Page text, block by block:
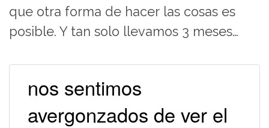
que otra forma de hacer las cosas es
posible. Y tan solo llevamos 3 meses…
nos sentimos
avergonzados de ver el